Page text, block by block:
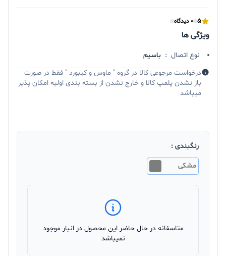
5 0 دیدگاه
ویژگی ها
نوع اتصال : باسیم
درخواست مرجوعی کالا در گروه " ماوس و کیبورد " فقط در صورت
باز نشدن پلمپ کالا و خارج نشدن از بسته بندی اولیه امکان پذیر
میباشد
رنگبندی :
مشکی
متاسفانه در حال حاضر این محصول در انبار موجود
نمیباشد